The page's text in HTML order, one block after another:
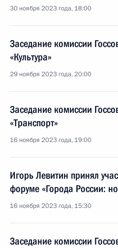
30 ноября 2023 года, 18:00
Заседание комиссии
«Культура»
29 ноября 2023 года, 20:00
Заседание комиссии
«Транспорт»
16 ноября 2023 года, 19:00
Игорь Левитин принял
форуме «Города России:
16 ноября 2023 года, 15:30
Заседание комиссии